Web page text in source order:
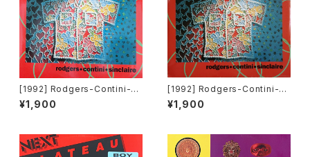
[1992] Rodgers-Contini-Si
nclaire – Black Jack Fever
[Double Rec.]
¥1,900
[1992] Rodgers-Contini-Si
nclaire – Black Jack Fever
[Double Rec.][在庫B]
¥1,900